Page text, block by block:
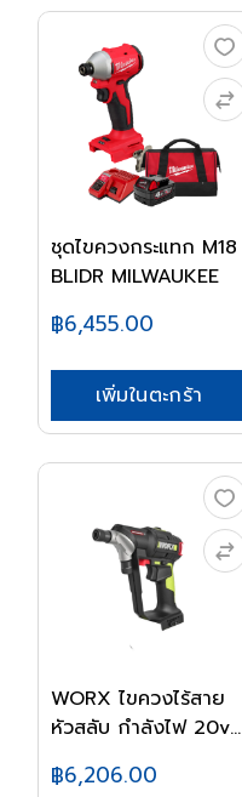
ชุดไขควงกระแทก M18
BLIDR MILWAUKEE
฿6,455.00
เพิ่มในตะกร้า
WORX ไขควงไร้สาย
หัวสลับ กำลังไฟ 20v...
฿6,206.00